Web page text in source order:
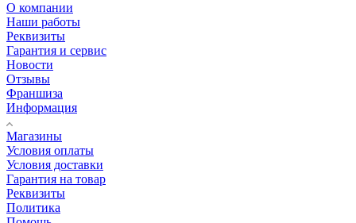
О компании
Наши работы
Реквизиты
Гарантия и сервис
Новости
Отзывы
Франшиза
Информация
Магазины
Условия оплаты
Условия доставки
Гарантия на товар
Реквизиты
Политика